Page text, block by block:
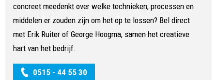
concreet meedenkt over welke technieken, processen en
middelen er zouden zijn om het op te lossen? Bel direct
met Erik Ruiter of George Hoogma, samen het creatieve
hart van het bedrijf.
0515 - 44 55 30